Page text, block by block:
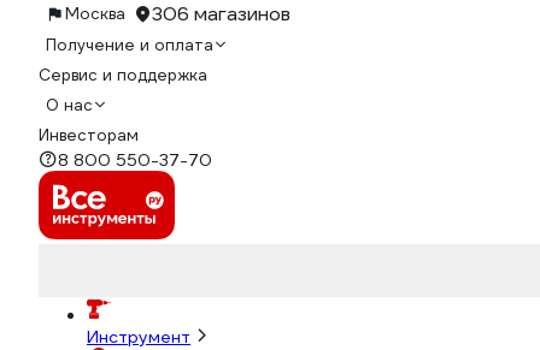
Москва 306 магазинов
Получение и оплата
Сервис и поддержка
О нас
Инвесторам
8 800 550-37-70
Инструмент